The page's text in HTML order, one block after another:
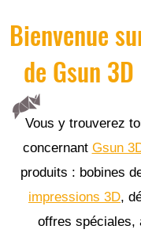
Bienvenue
de Gsun
Vous y trouverez
concernant Gsun
produits : bobines
impressions 3D,
offres spéciales,